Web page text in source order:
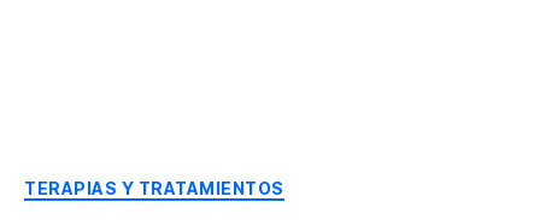
Terapia
Categorías
TERAPIAS Y TRATAMIENTOS